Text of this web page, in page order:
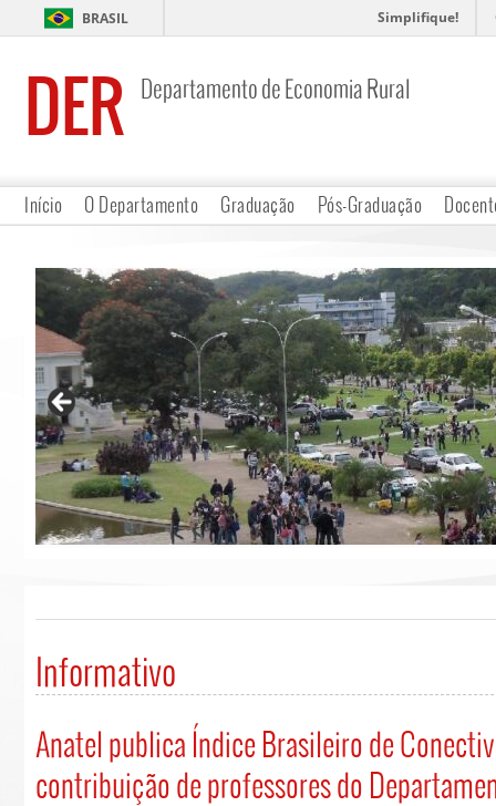
BRASIL Simplifique!
DER Departamento de Economia Rural
Início O Departamento Graduação Pós-Graduação
Informativo
Anatel publica Índice Brasileiro de
contribuição de professores do